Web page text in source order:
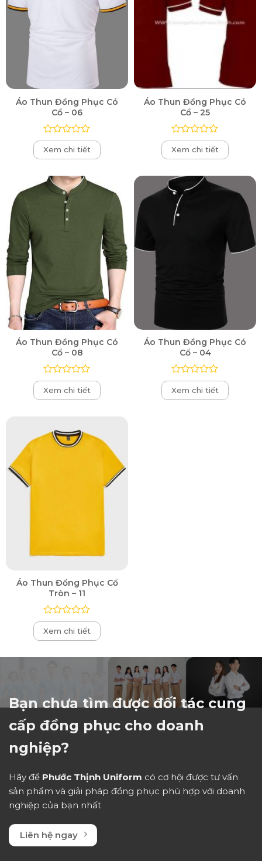
Áo Thun Đồng Phục Có
Cổ – 06
Được
xếp
hạng
5
sao
Xem chi tiết
Áo Thun Đồng Phục Có
Cổ – 25
Được
xếp
hạng
5
sao
Xem chi tiết
Áo Thun Đồng Phục Có
Cổ – 08
Được
xếp
hạng
sao
Xem chi tiết
Áo Thun Đồng Phục Có
Cổ – 04
Được
xếp
hạng
Xem chi tiết
Áo Thun Đồng Phục Cổ
Tròn – 11
Được
xếp
hạng
Xem chi tiết
Bạn chưa tìm được đối tác cung
cấp đồng phục cho doanh
nghiệp?
Hãy để Phước Thịnh Uniform có cơ hội được tư vấn
sản phẩm và giải pháp đồng phục phù hợp với doanh
nghiệp của bạn nhất
Liên hệ ngay